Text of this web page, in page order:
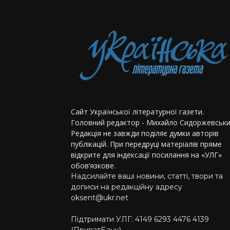
Сайт Української літературної газети.
Головний редактор - Михайло
Редакція не завжди поділяє думки авторів
публікацій. При передруці матеріалів пряме
відкрите для індексації посилання на «УЛГ»
обов’язкове.
Надсилайте ваші новини, статті, твори та
дописи на редакційну адресу
oksent@ukr.net
Підтримати УЛГ: 4149 6293 4476 4139